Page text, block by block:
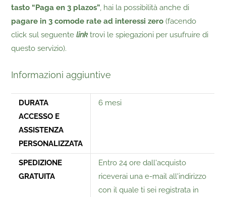
tasto “Paga en 3 plazos”, hai la possibilitàanchedi
pagare in 3comode rate ad interessi zero (facendo
clicksulseguentelink trovi lespiegazioni per usufruiredi
questoservizio).
Informazioni aggiuntive
DURATA
ACCESSO E
ASSISTENZA
PERSONALIZZATA
6 mesi
SPEDIZIONE
GRATUITA
Entro 24 ore dall'acquisto
riceverai una e-mail all'indirizzo
con il quale ti sei registrata in